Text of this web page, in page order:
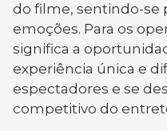
do filme, sentindo-se
emoções. Para os
significa a
experiência única e
espectadores e se
competitivo do